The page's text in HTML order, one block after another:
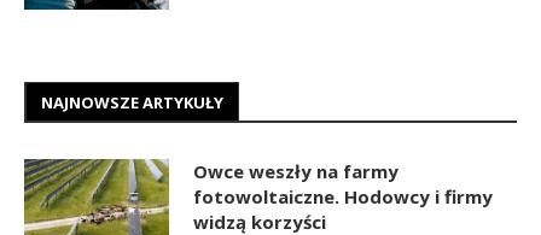
NAJNOWSZE ARTYKUŁY
Owce weszły na farmy
fotowoltaiczne. Hodowcy i firmy
widzą korzyści